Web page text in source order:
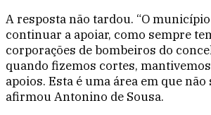
A resposta não tardou. “O
continuar a apoiar, como sempre
corporações de bombeiros do
quando fizemos cortes,
apoios. Esta é uma área em que não
afirmou Antonino de Sousa.